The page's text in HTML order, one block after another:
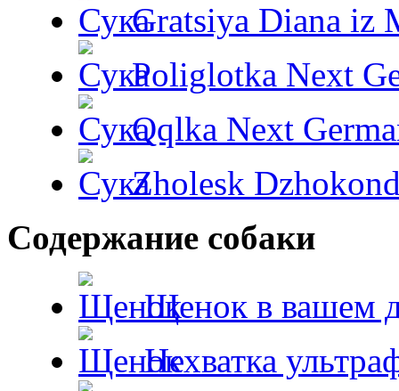
Gratsiya Diana iz
Poliglotka Next
Qqlka Next
Zholesk
Содержание собаки
Щенок в вашем
Нехватка